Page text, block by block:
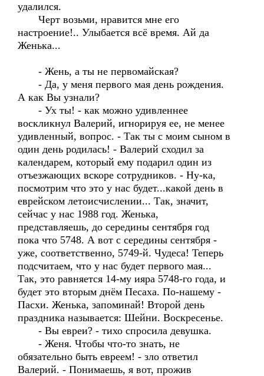
удалился.
Черт возьми, нравится мне его
настроение!.. Улыбается всё время. Ай да
Женька...
- Жень, а ты не первомайская?
- Да, у меня первого мая день рождения.
А как Вы узнали?
- Ух ты! - как можно удивленнее
воскликнул Валерий, игнорируя ее, не менее
удивленный, вопрос. - Так ты с моим сыном в
один день родилась! - Валерий сходил за
календарем, который ему подарил один из
отъезжающих вскоре сотрудников. - Ну-ка,
посмотрим что это у нас будет...какой день в
еврейском летоисчислении... Так, значит,
сейчас у нас 1988 год. Женька,
представляешь, до середины сентября год
пока что 5748. А вот с середины сентября -
уже, соответственно, 5749-й. Чудеса! Теперь
подсчитаем, что у нас будет первого мая...
Так, это равняется 14-му ияра 5748-го года, и
будет это вторым днём Песаха. По-нашему -
Пасхи. Женька, запоминай! Второй день
праздника называется: Шейни. Воскресенье.
- Вы евреи? - тихо спросила девушка.
- Женя. Чтобы что-то знать, не
обязательно быть евреем! - зло ответил
Валерий. - Понимаешь, я вот, прожив